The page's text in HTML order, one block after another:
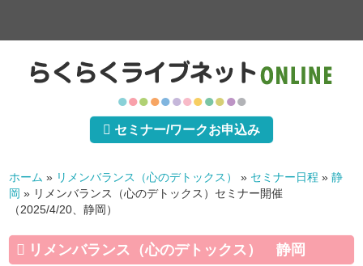
●●●●●●●●●●●●
セミナー/ワークお申込み
ホーム » リメンバランス（心のデトックス） » セミナー日程 »静
岡 » リメンバランス（心のデトックス）セミナー開催
（2025/4/20、静岡）
リメンバランス（心のデトックス） 静岡